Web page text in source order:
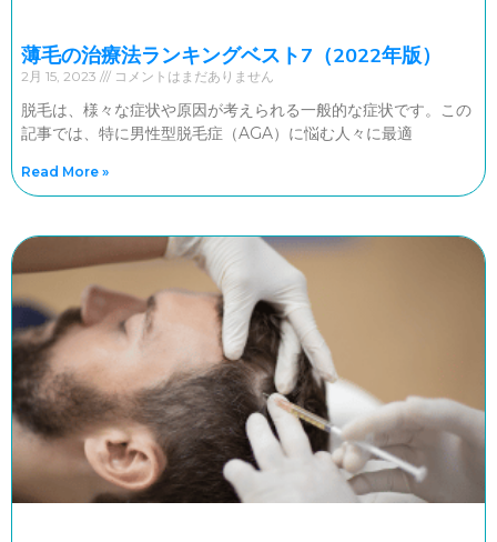
薄毛の治療法ランキングベスト7（2022年版）
2月 15, 2023 コメントはまだありません
脱毛は、様々な症状や原因が考えられる一般的な症状です。この
記事では、特に男性型脱毛症（AGA）に悩む人々に最適
Read More »